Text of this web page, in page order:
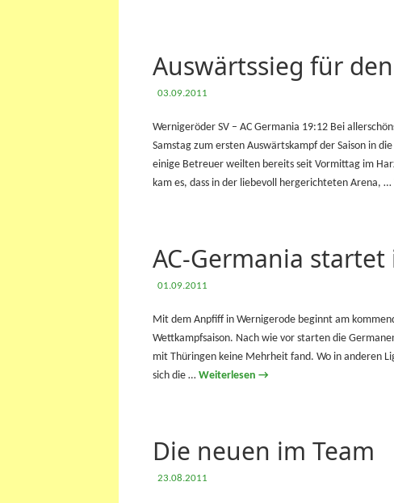
Auswärtssieg für
03.09.2011
Wernigeröder SV – AC Germania 19:12 Bei
Samstag zum ersten Auswärtskampf der Saison in
einige Betreuer weilten bereits seit Vormittag im
kam es, dass in der liebevoll hergerichteten Arena, …
AC-Germania startet
01.09.2011
Mit dem Anpfiff in Wernigerode beginnt am
Wettkampfsaison. Nach wie vor starten die
mit Thüringen keine Mehrheit fand. Wo in anderen
sich die … Weiterlesen →
Die neuen im Team
23.08.2011